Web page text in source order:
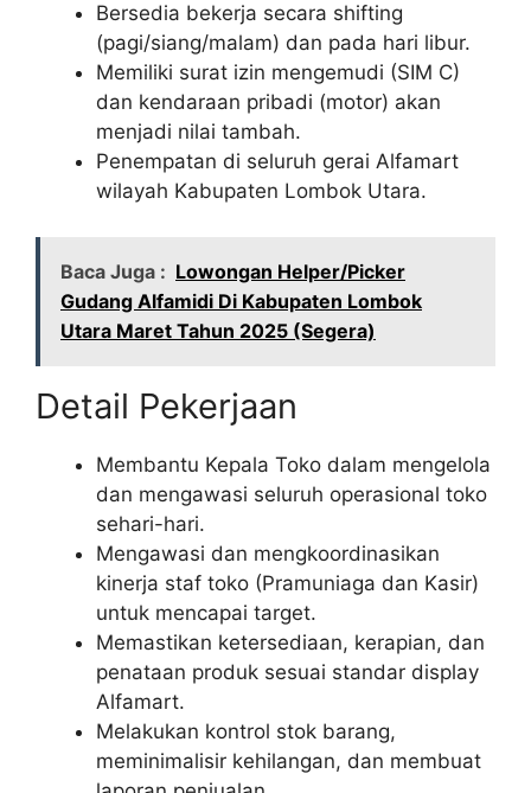
Bersedia bekerja secara shifting
(pagi/siang/malam) dan pada hari libur.
Memiliki surat izin mengemudi (SIM C)
dan kendaraan pribadi (motor) akan
menjadi nilai tambah.
Penempatan di seluruh gerai Alfamart
wilayah Kabupaten Lombok Utara.
Baca Juga : Lowongan Helper/Picker
Gudang Alfamidi Di Kabupaten Lombok
Utara Maret Tahun 2025 (Segera)
Detail Pekerjaan
Membantu Kepala Toko dalam mengelola
dan mengawasi seluruh operasional toko
sehari-hari.
Mengawasi dan mengkoordinasikan
kinerja staf toko (Pramuniaga dan Kasir)
untuk mencapai target.
Memastikan ketersediaan, kerapian, dan
penataan produk sesuai standar display
Alfamart.
Melakukan kontrol stok barang,
meminimalisir kehilangan, dan membuat